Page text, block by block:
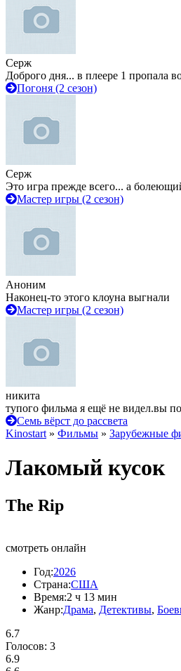
Серж
Доброго дня... в плеере 1 пропала
Погоня (2 сезон)
Серж
Это игра прежде всего... а
Мастер игры (2 сезон)
Аноним
Наконец-то этого клоуна выгнали
Мастер игры (2 сезон)
никита
тупого фильма я ещё не видел.вы
Семь вёрст до рассвета
Kinostart » Фильмы » Зарубежные
Лакомый кусок
The Rip
смотреть онлайн
Год:2026
Страна:США
Время:2 ч 13 мин
Жанр:Драма, Детективы,
6.7
Голосов: 3
6.9